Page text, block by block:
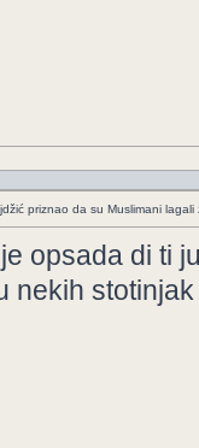
priznao da su Muslimani lagali
opsada di ti
nekih